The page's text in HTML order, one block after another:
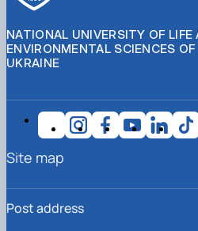
NATIONAL UNIVERSITY OF LIFE
ENVIRONMENTAL SCIENCES OF
UKRAINE
Post address
Site map